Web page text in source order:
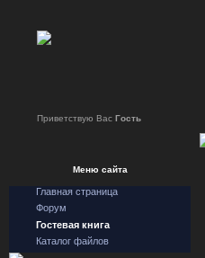
Приветствую Вас Гость
Меню сайта
Главная страница
Форум
Гостевая книга
Каталог файлов